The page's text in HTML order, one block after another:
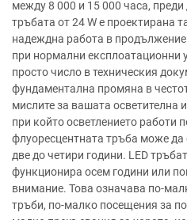
между 8 000 и 15 000 часа,
тръбата от 24 W е проектирана
надеждна работа в
при нормални експлоатационни
просто число в техническия
фундаментална промяна в
мислите за вашата осветителна
при който осветлението работи
флуоресцентната тръба може
две до четири години. LED
функционира осем години или
внимание. Това означава по-
тръби, по-малко посещения за